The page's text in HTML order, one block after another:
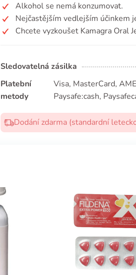
Alkohol se nemá konzumovat.
Nejčastějším vedlejším účinkem
Chcete vyzkoušet Kamagra Oral
Sledovatelná zásilka
Platební
metody
Visa, MasterCard,
Paysafe:cash,
Dodání zdarma (standardní